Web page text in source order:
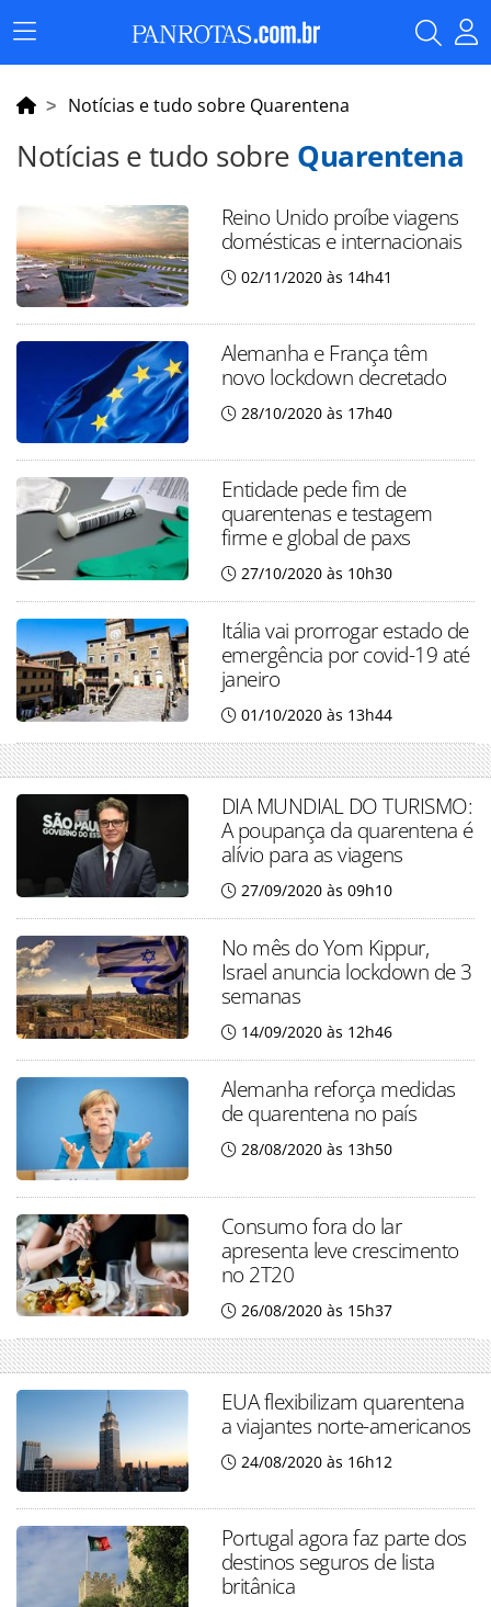
Menu
Principal
Notícias e tudo sobre Quarentena
Notícias e tudo sobre Quarentena
Reino Unido proíbe viagens
domésticas e internacionais
02/11/2020 às 14h41
Alemanha e França têm
novo lockdown decretado
28/10/2020 às 17h40
Entidade pede fim de
quarentenas e testagem
firme e global de paxs
27/10/2020 às 10h30
Itália vai prorrogar estado de
emergência por covid-19 até
janeiro
01/10/2020 às 13h44
DIA MUNDIAL DO TURISMO:
A poupança da quarentena é
alívio para as viagens
27/09/2020 às 09h10
No mês do Yom Kippur,
Israel anuncia lockdown de 3
semanas
14/09/2020 às 12h46
Alemanha reforça medidas
de quarentena no país
28/08/2020 às 13h50
Consumo fora do lar
apresenta leve crescimento
no 2T20
26/08/2020 às 15h37
EUA flexibilizam quarentena
a viajantes norte-americanos
24/08/2020 às 16h12
Portugal agora faz parte dos
destinos seguros de lista
britânica